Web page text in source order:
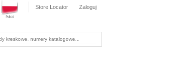
Store Locator Zaloguj